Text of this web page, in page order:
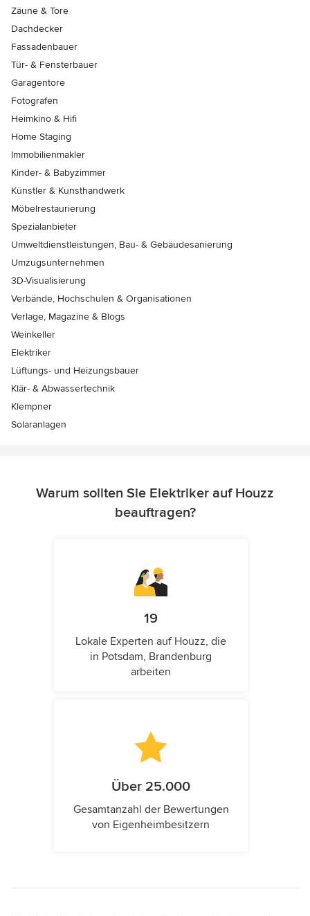
Zäune & Tore
Dachdecker
Fassadenbauer
Tür- & Fensterbauer
Garagentore
Fotografen
Heimkino & Hifi
Home Staging
Immobilienmakler
Kinder- & Babyzimmer
Künstler & Kunsthandwerk
Möbelrestaurierung
Spezialanbieter
Umweltdienstleistungen, Bau- & Gebäudesanierung
Umzugsunternehmen
3D-Visualisierung
Verbände, Hochschulen & Organisationen
Verlage, Magazine & Blogs
Weinkeller
Elektriker
Lüftungs- und Heizungsbauer
Klär- & Abwassertechnik
Klempner
Solaranlagen
Warum sollten Sie Elektriker auf Houzz
beauftragen?
19
Lokale Experten auf Houzz, die
in Potsdam, Brandenburg
arbeiten
Über 25.000
Gesamtanzahl der Bewertungen
von Eigenheimbesitzern